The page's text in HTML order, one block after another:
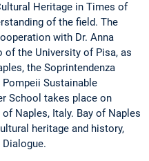
Heritage in Times of
of the field. The
with Dr. Anna
of the University of Pisa, as
the Soprintendenza
Sustainable
School takes place on
Naples, Italy. Bay of Naples
heritage and history,